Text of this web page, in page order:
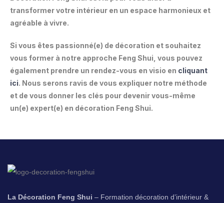
transformer votre intérieur en un espace harmonieux et
agréable à vivre.
Si vous êtes passionné(e) de décoration et souhaitez
vous former à notre approche Feng Shui, vous pouvez
également prendre un rendez-vous en visio en cliquant
ici. Nous serons ravis de vous expliquer notre méthode
et de vous donner les clés pour devenir vous-même
un(e) expert(e) en décoration Feng Shui.
La Décoration Feng Shui – Formation décoration d’intérieur &